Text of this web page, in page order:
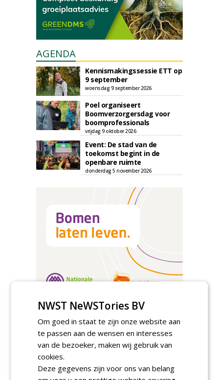
AGENDA
Kennismakingssessie ETT op
9 september
woensdag 9 september 2026
Poel organiseert
Boomverzorgersdag voor
boomprofessionals
vrijdag 9 oktober 2026
Event: De stad van de
toekomst begint in de
openbare ruimte
donderdag 5 november 2026
TENDERS
Gemeente Eindhoven gunt groot
onderhoud ''Stedelijk bos'' binnen de
bebouwingscontour houtkap aan
Boomrooierij Weijtmans.
donderdag 6 augustus 2026
NWST NeWSTories BV
Om goed in staat te zijn onze website aan
te passen aan de wensen en interesses
van de bezoeker, maken wij gebruik van
cookies.
Deze gegevens zijn voor ons van belang